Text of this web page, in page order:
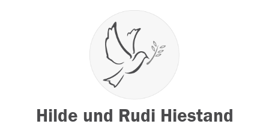
Hilde und Rudi Hiestand